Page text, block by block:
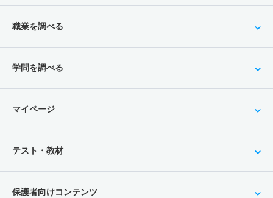
職業を調べる
学問を調べる
マイページ
テスト・教材
保護者向けコンテンツ